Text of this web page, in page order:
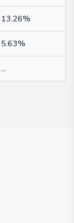
13.26%
5.63%
...